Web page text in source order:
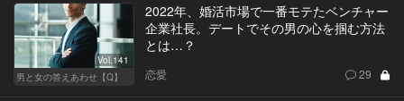
Vol.141
男と女の答えあわせ【Q】
2022年、婚活市場で一番モテたベンチャー
企業社長。デートでその男の心を掴む方法
とは…？
恋愛 29